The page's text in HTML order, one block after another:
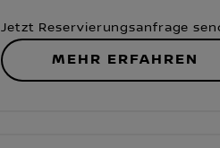
Jetzt Reservierungsanfrage
MEHR ERFAHREN